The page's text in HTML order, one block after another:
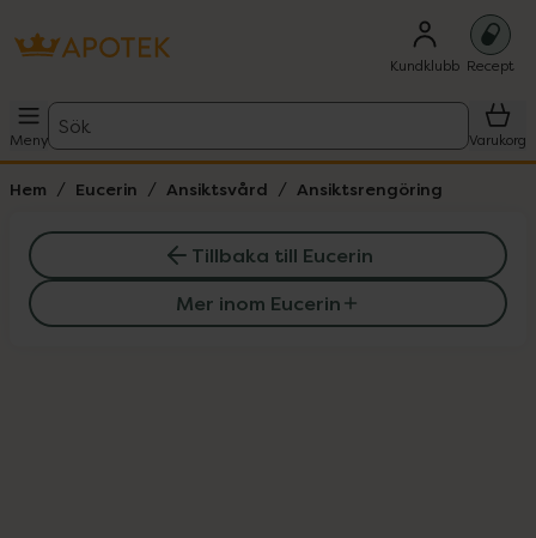
Kundklubb Recept
Meny
Sök
Varukorg
Hem Eucerin Ansiktsvård Ansiktsrengöring
Tillbaka till Eucerin
Mer inom Eucerin